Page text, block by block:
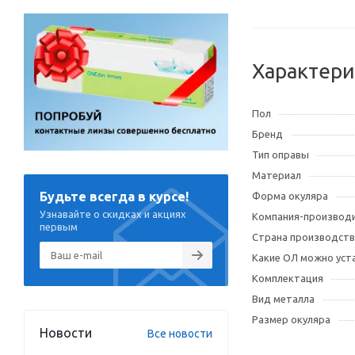
Пол
Бренд
Тип оправы
Материал
Форма окуляра
Компания-
Страна
Какие ОЛ можно
Комплектация
Вид металла
Размер окуляра
Будьте всегда в курсе!
Узнавайте о скидках и акциях
первым
Новости Все новости